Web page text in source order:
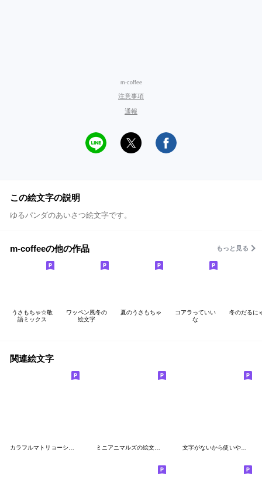
m-coffee
注意事項
通報
この絵文字の説明
ゆるパンダのあいさつ絵文字です。
m-coffeeの他の作品 もっと見る
うさもちゃ☆敬
語ミックス
ワッペン風冬の
絵文字
夏のうさもちゃ
コアラっていい
な
冬のだるに
関連絵文字
文字がないから使いやすい＊ゆるパンダ